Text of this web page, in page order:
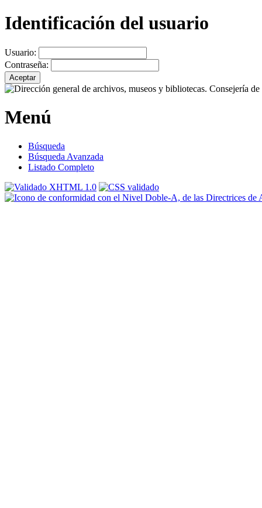
Identificación del usuario
Usuario:
Contraseña:
Menú
Búsqueda
Búsqueda Avanzada
Listado Completo